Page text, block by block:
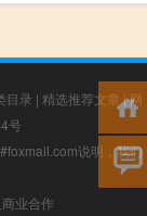
目录 | 精选推荐文章|网
号
说明，我们
业合作